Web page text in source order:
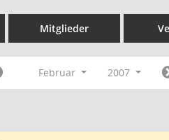
Mitglieder
Februar 2007